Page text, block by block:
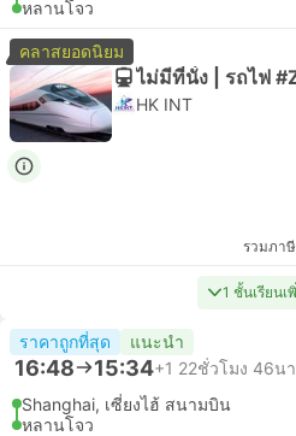
หลานโจว
คลาสยอดนิยม
ไม่มีที่นั่ง | รถไฟ
HK INT
รวมภา
1 ชั้นเรียนเ
ราคาถูกที่สุด แนะนำ
16:48 15:34+1 22ชั่วโมง 46น
Shanghai, เซี่ยงไฮ้ สนามบิน
หลานโจว